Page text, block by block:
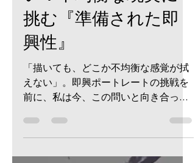
-
2025年7月5日
読了時間: 6分
アーティストの問
い：不均衡な現実に